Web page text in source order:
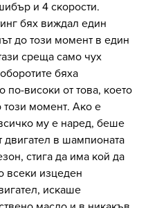
и 4 скорости.
бях виждал един
до този момент в един
среща само чух
бяха
по-високи от това, което
този момент. Ако е
му е наред, беше
двигател в шампионата
стига да има кой да
всеки изцеден
искаше